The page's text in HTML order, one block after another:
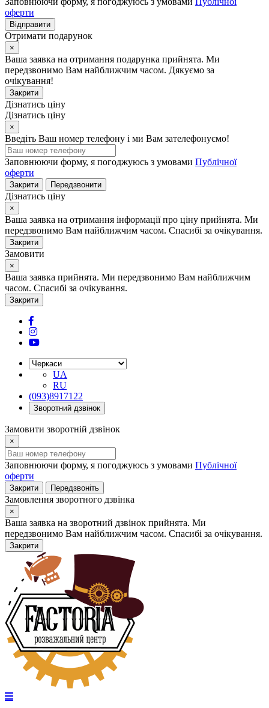
оферти
Відправити
Отримати подарунок
×
Ваша заявка на отримання подарунка прийнята. Ми
передзвонимо Вам найближчим часом. Дякуємо за
очікування!
Закрити
Дізнатись ціну
Дізнатись ціну
×
Введіть Ваш номер телефону і ми Вам зателефонуємо!
Заповнюючи форму, я погоджуюсь з умовами Публічної
оферти
Закрити Передзвонити
Дізнатись ціну
×
Ваша заявка на отримання інформації про ціну прийнята. Ми
передзвонимо Вам найближчим часом. Спасибі за очікування.
Закрити
Замовити
×
Ваша заявка прийнята. Ми передзвонимо Вам найближчим
часом. Спасибі за очікування.
Закрити
UA
RU
(093)8917122
Зворотний дзвінок
Замовити зворотній дзвінок
×
Заповнюючи форму, я погоджуюсь з умовами Публічної
оферти
Закрити Передзвоніть
Замовлення зворотного дзвінка
×
Ваша заявка на зворотний дзвінок прийнята. Ми
передзвонимо Вам найближчим часом. Спасибі за очікування.
Закрити